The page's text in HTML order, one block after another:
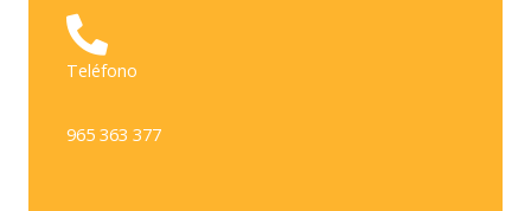
Teléfono
965 363 377